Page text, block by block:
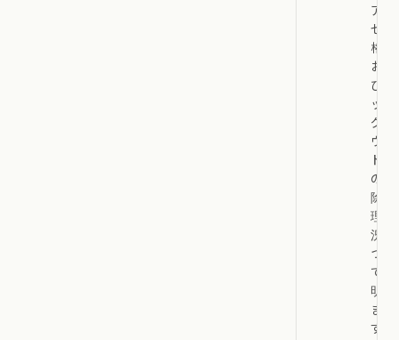
アク
セス
権、
およ
びバ
ック
グラ
ウン
ドで
の削
除処
理状
況に
つい
て説
明し
ま
す。